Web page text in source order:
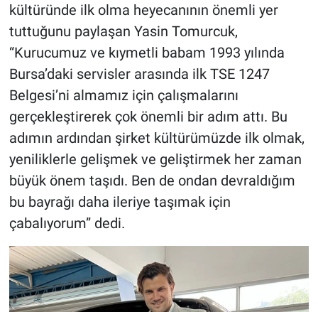
kültüründe ilk olma heyecanının önemli yer
tuttuğunu paylaşan Yasin Tomurcuk,
“Kurucumuz ve kıymetli babam 1993 yılında
Bursa’daki servisler arasında ilk TSE 1247
Belgesi’ni almamız için çalışmalarını
gerçekleştirerek çok önemli bir adım attı. Bu
adımın ardından şirket kültürümüzde ilk olmak,
yeniliklerle gelişmek ve geliştirmek her zaman
büyük önem taşıdı. Ben de ondan devraldığım
bu bayrağı daha ileriye taşımak için
çabalıyorum” dedi.